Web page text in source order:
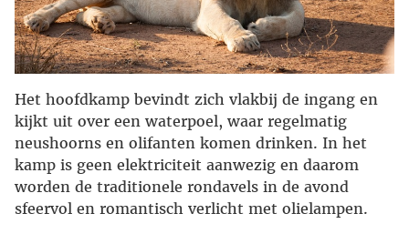
Het hoofdkamp bevindt zich vlakbij de ingang en
kijkt uit over een waterpoel, waar regelmatig
neushoorns en olifanten komen drinken. In het
kamp is geen elektriciteit aanwezig en daarom
worden de traditionele rondavels in de avond
sfeervol en romantisch verlicht met olielampen.